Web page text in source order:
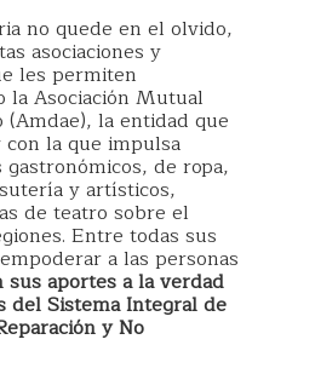
no quede en el olvido,
asociaciones y
les permiten
la Asociación Mutual
la entidad que
la que impulsa
de ropa,
y artísticos,
de teatro sobre el
Entre todas sus
a las personas
sus aportes a la verdad
del Sistema Integral de
y No